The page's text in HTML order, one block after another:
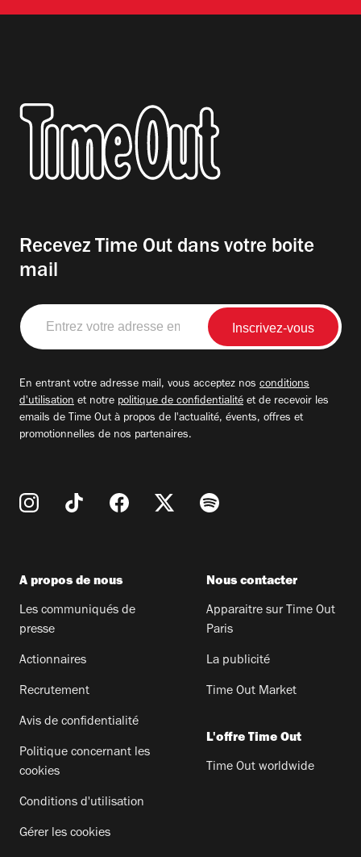
Recevez Time Out dans votre boite
mail
Entrez
votre
adresse
En entrant votre adresse mail, vous acceptez nos conditions
d'utilisation et notre politique de confidentialité et de recevoir les
emails de Time Out à propos de l'actualité, évents, offres et
promotionnelles de nos partenaires.
A propos de nous
Les communiqués de
presse
Actionnaires
Recrutement
Avis de confidentialité
Politique concernant les
cookies
Conditions d'utilisation
Gérer les cookies
Nous contacter
Apparaitre sur Time Out
Paris
La publicité
Time Out Market
L'offre Time Out
Time Out worldwide